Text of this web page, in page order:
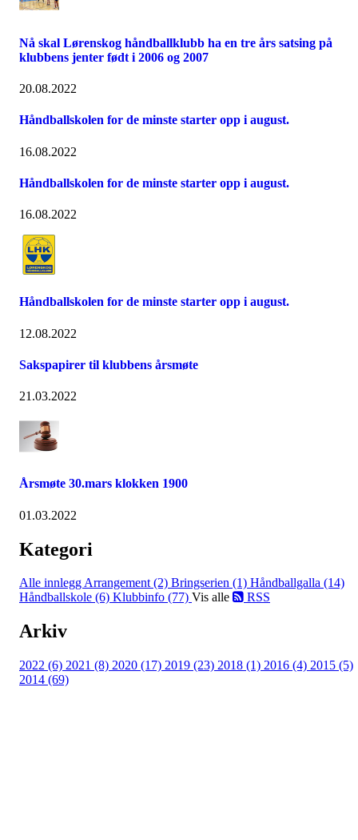
Nå skal Lørenskog håndballklubb ha en tre års satsing på
klubbens jenter født i 2006 og 2007
20.08.2022
Håndballskolen for de minste starter opp i august.
16.08.2022
Håndballskolen for de minste starter opp i august.
16.08.2022
Håndballskolen for de minste starter opp i august.
12.08.2022
Sakspapirer til klubbens årsmøte
21.03.2022
Årsmøte 30.mars klokken 1900
01.03.2022
Kategori
Alle innleggArrangement (2) Bringserien (1) Håndballgalla (14)
Håndballskole (6) Klubbinfo (77) Vis alle RSS
Arkiv
2022 (6) 2021 (8) 2020 (17) 2019 (23) 2018 (1) 2016 (4) 2015 (5)
2014 (69)